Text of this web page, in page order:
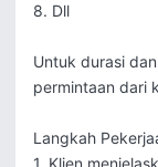
8. Dll
Untuk durasi
permintaan dari
Langkah
1. Klien